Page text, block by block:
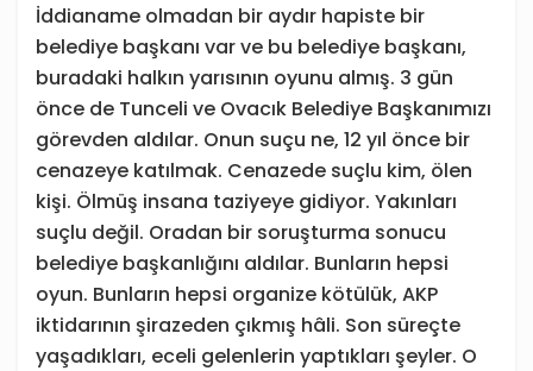
İddianame olmadan bir aydır hapiste bir
belediye başkanı var ve bu belediye başkanı,
buradaki halkın yarısının oyunu almış. 3 gün
önce de Tunceli ve Ovacık Belediye Başkanımızı
görevden aldılar. Onun suçu ne, 12 yıl önce bir
cenazeye katılmak. Cenazede suçlu kim, ölen
kişi. Ölmüş insana taziyeye gidiyor. Yakınları
suçlu değil. Oradan bir soruşturma sonucu
belediye başkanlığını aldılar. Bunların hepsi
oyun. Bunların hepsi organize kötülük, AKP
iktidarının şirazeden çıkmış hâli. Son süreçte
yaşadıkları, eceli gelenlerin yaptıkları şeyler. O